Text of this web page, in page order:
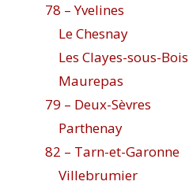
78 – Yvelines
Le Chesnay
Les Clayes-sous-Bois
Maurepas
79 – Deux-Sèvres
Parthenay
82 – Tarn-et-Garonne
Villebrumier